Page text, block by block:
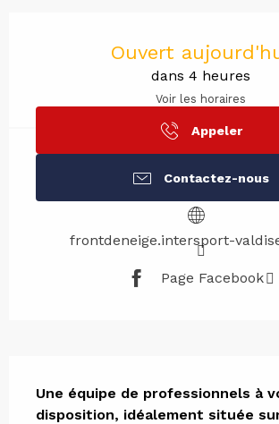
Ouvert
dans 4 heures
Voir les horaires
Appeler
Contactez-nous
frontdeneige.intersport-
Page Facebook
Une équipe de professionnels à
disposition, idéalement située